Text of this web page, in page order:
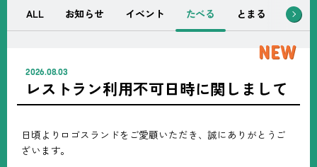
プ
を
開
く
ALL お知らせ イベント たべる とまる あそぶ
新
レストラン利用不可日時に関しまして
2026.08.03
日頃よりロゴスランドをご愛顧いただき、誠にありがとうご
ざいます。